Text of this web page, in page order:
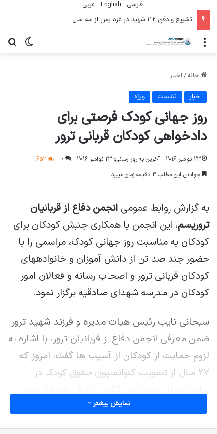
فارسی English
عربي
تشییع و دفن ۱۱۲ شهید در غزه پس از سه سال
تغییر منو
خانه / اخبار
اخبار نشست ویژه
روز جهانی کودک فرصتی برای
دادخواهی کودکان قربانی ترور
23 نوامبر 2016 آخرین به روز رسانی: 23 نوامبر 2016 0
653
خواندن این مطلب 3 دقیقه زمان میبرد
به گزارش روابط عمومی انجمن دفاع از قربانیان
تروریسم، این انجمن با همکاری جنبش کودکان برای
کودکان به مناسبت روز جهانی کودک، مراسمی را با
حضور چند صد تن از دانش آموزان و خانواده­های
کودکان قربانی ترور و اصحاب رسانه و فعالان امور
کودکان در مدرسه شهدای صادقیه برگزار نمود.
سبحانی نایب رئیس هیات مدیره و فرزند شهید ترور
ضمن معرفی انجمن دفاع از قربانیان ترور، با اشاره به
لزوم حمایت از کودکان از آسیب ها گفت: امروز که
27 سال از تصویب کنوانسیون حقوق کودک در
کودکان مانند شبهی در سایه است. امنیت نیز به
نمایش بیشتر